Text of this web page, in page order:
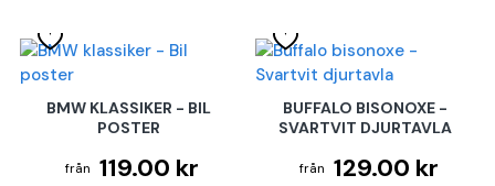
BMW KLASSIKER - BIL
POSTER
119.00 kr
BUFFALO BISONOXE -
SVARTVIT DJURTAVLA
129.00 kr